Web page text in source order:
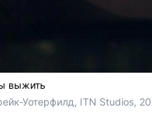
выжить
Уотерфилд, ITN Studios,